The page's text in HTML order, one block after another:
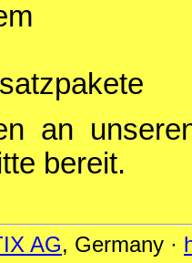
an
bereit.
AG, Germany ·